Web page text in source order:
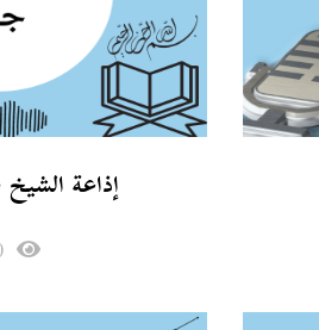
إذاعة